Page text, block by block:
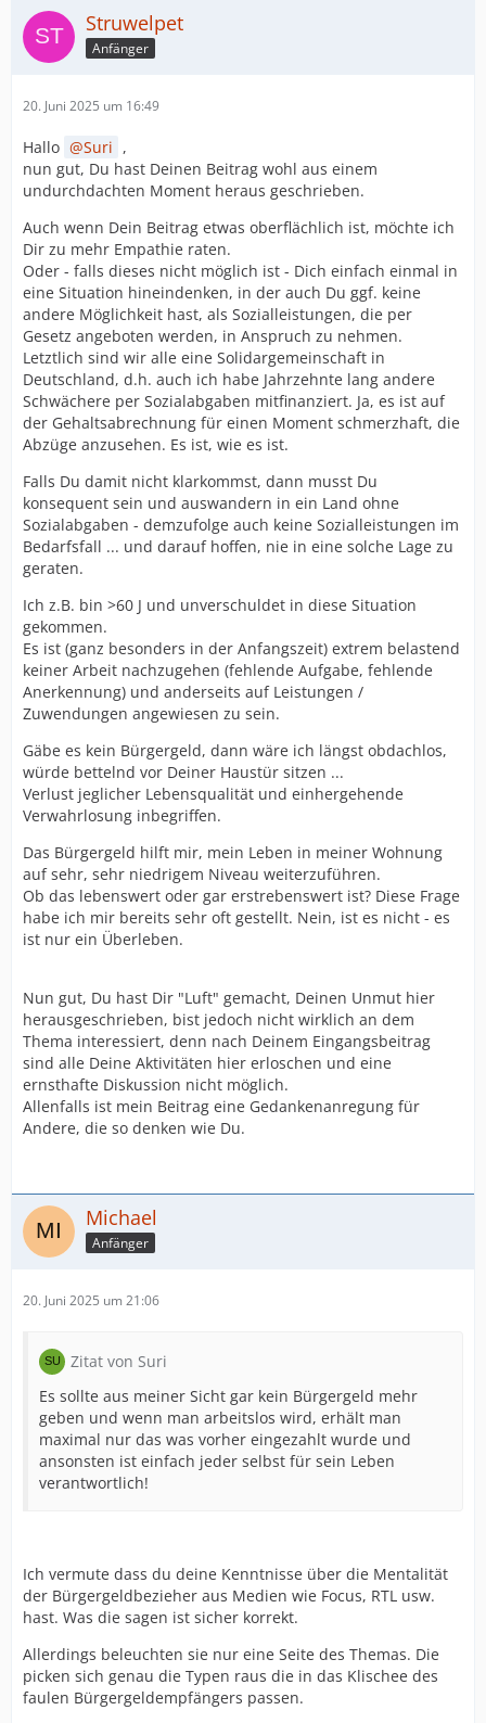
Struwelpet
Anfänger
20. Juni 2025 um 16:49
Hallo Suri ,
nun gut, Du hast Deinen Beitrag wohl aus einem
undurchdachten Moment heraus geschrieben.
Auch wenn Dein Beitrag etwas oberflächlich ist, möchte ich
Dir zu mehr Empathie raten.
Oder - falls dieses nicht möglich ist - Dich einfach einmal in
eine Situation hineindenken, in der auch Du ggf. keine
andere Möglichkeit hast, als Sozialleistungen, die per
Gesetz angeboten werden, in Anspruch zu nehmen.
Letztlich sind wir alle eine Solidargemeinschaft in
Deutschland, d.h. auch ich habe Jahrzehnte lang andere
Schwächere per Sozialabgaben mitfinanziert. Ja, es ist auf
der Gehaltsabrechnung für einen Moment schmerzhaft, die
Abzüge anzusehen. Es ist, wie es ist.
Falls Du damit nicht klarkommst, dann musst Du
konsequent sein und auswandern in ein Land ohne
Sozialabgaben - demzufolge auch keine Sozialleistungen im
Bedarfsfall ... und darauf hoffen, nie in eine solche Lage zu
geraten.
Ich z.B. bin >60 J und unverschuldet in diese Situation
gekommen.
Es ist (ganz besonders in der Anfangszeit) extrem belastend
keiner Arbeit nachzugehen (fehlende Aufgabe, fehlende
Anerkennung) und anderseits auf Leistungen /
Zuwendungen angewiesen zu sein.
Gäbe es kein Bürgergeld, dann wäre ich längst obdachlos,
würde bettelnd vor Deiner Haustür sitzen ...
Verlust jeglicher Lebensqualität und einhergehende
Verwahrlosung inbegriffen.
Das Bürgergeld hilft mir, mein Leben in meiner Wohnung
auf sehr, sehr niedrigem Niveau weiterzuführen.
Ob das lebenswert oder gar erstrebenswert ist? Diese Frage
habe ich mir bereits sehr oft gestellt. Nein, ist es nicht - es
ist nur ein Überleben.
Nun gut, Du hast Dir "Luft" gemacht, Deinen Unmut hier
herausgeschrieben, bist jedoch nicht wirklich an dem
Thema interessiert, denn nach Deinem Eingangsbeitrag
sind alle Deine Aktivitäten hier erloschen und eine
ernsthafte Diskussion nicht möglich.
Allenfalls ist mein Beitrag eine Gedankenanregung für
Andere, die so denken wie Du.
Michael
Anfänger
20. Juni 2025 um 21:06
Zitat von Suri
Es sollte aus meiner Sicht gar kein Bürgergeld mehr
geben und wenn man arbeitslos wird, erhält man
maximal nur das was vorher eingezahlt wurde und
ansonsten ist einfach jeder selbst für sein Leben
verantwortlich!
Ich vermute dass du deine Kenntnisse über die Mentalität
der Bürgergeldbezieher aus Medien wie Focus, RTL usw.
hast. Was die sagen ist sicher korrekt.
Allerdings beleuchten sie nur eine Seite des Themas. Die
picken sich genau die Typen raus die in das Klischee des
faulen Bürgergeldempfängers passen.